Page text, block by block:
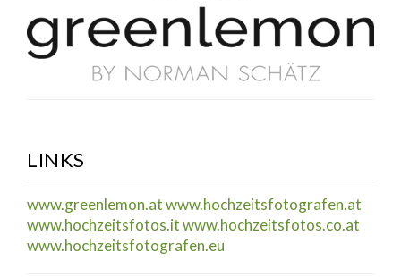
LINKS
www.greenlemon.atwww.hochzeitsfotografen.at
www.hochzeitsfotos.itwww.hochzeitsfotos.co.at
www.hochzeitsfotografen.eu